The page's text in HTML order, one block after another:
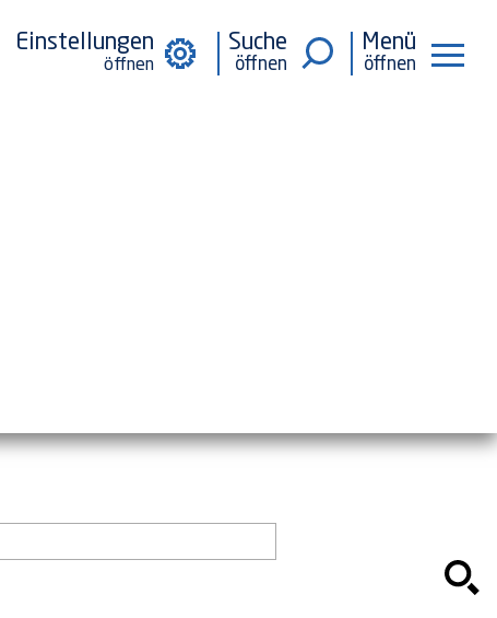
Einstellungen Suche Menü